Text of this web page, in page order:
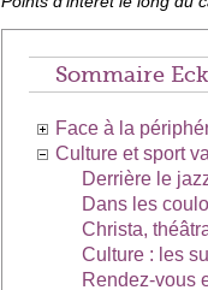
Sommaire
Face à la
Culture et sport
Derrière le
Dans les
Christa,
Culture : les
Rendez-vous